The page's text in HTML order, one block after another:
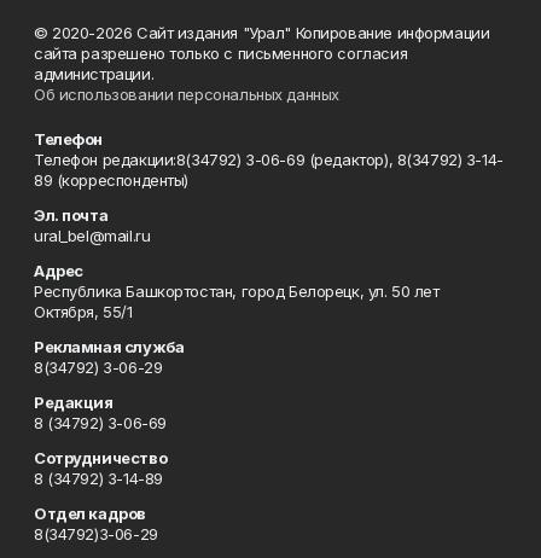
© 2020-2026 Сайт издания "Урал" Копирование информации
сайта разрешено только с письменного согласия
администрации.
Об использовании персональных данных
Телефон
Телефон редакции:8(34792) 3-06-69 (редактор), 8(34792) 3-14-
89 (корреспонденты)
Эл. почта
ural_bel@mail.ru
Адрес
Республика Башкортостан, город Белорецк, ул. 50 лет
Октября, 55/1
Рекламная служба
8(34792) 3-06-29
Редакция
8 (34792) 3-06-69
Сотрудничество
8 (34792) 3-14-89
Отдел кадров
8(34792)3-06-29